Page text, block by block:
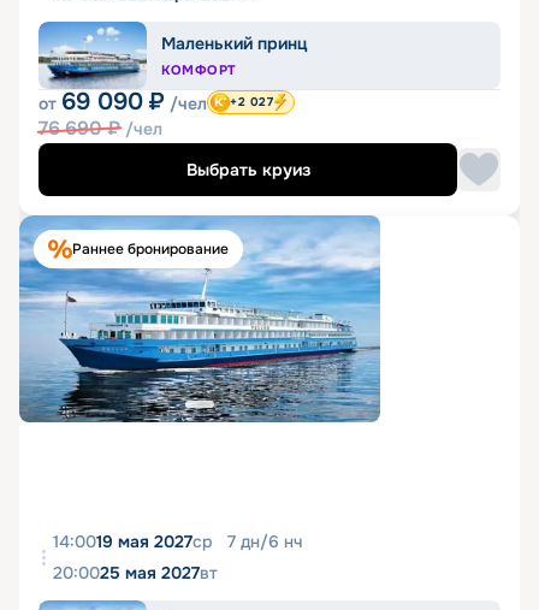
Маленький принц
КОМФОРТ
от 69 090 ₽ /чел
76 690₽ /чел
+2 027
Выбрать круиз
Раннее бронирование
14:0019 мая 2027ср 7 дн/6 нч
20:0025 мая 2027вт